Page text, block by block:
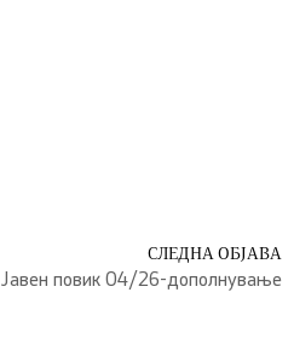
СЛЕДНА ОБЈАВА
Јавен повик 04/26-дополнување